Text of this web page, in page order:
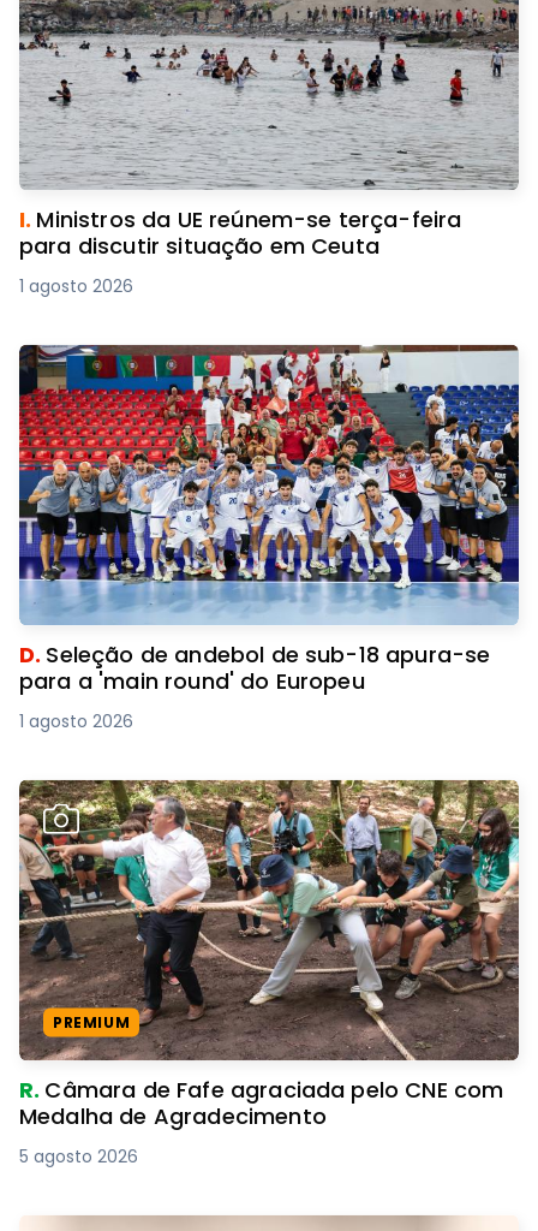
I. Ministros da UE reúnem-se terça-feira
para discutir situação em Ceuta
1 agosto 2026
D. Seleção de andebol de sub-18 apura-se
para a 'main round' do Europeu
1 agosto 2026
PREMIUM
R. Câmara de Fafe agraciada pelo CNE com
Medalha de Agradecimento
5 agosto 2026